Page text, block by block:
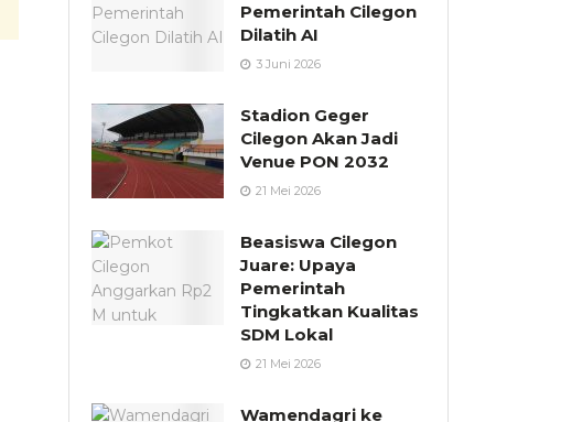
Pemerintah Cilegon
Dilatih AI
3 Juni 2026
Stadion Geger
Cilegon Akan Jadi
Venue PON 2032
21 Mei 2026
Beasiswa Cilegon
Juare: Upaya
Pemerintah
Tingkatkan Kualitas
SDM Lokal
21 Mei 2026
Wamendagri ke